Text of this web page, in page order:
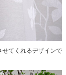
せてくれるデザインで